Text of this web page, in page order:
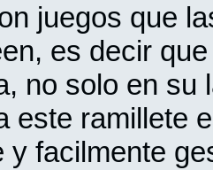
juegos que
es decir
no solo en su
este ramillete
y facilmente